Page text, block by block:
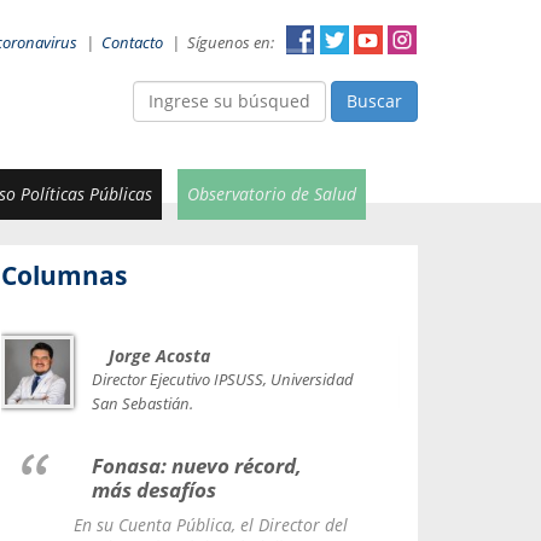
| Contacto | Síguenos en:
Buscar
Políticas Públicas Observatorio de Salud
Columnas
Jorge Acosta
Director Ejecutivo IPSUSS, Universidad
San Sebastián.
Fonasa: nuevo récord,
más desafíos
En su Cuenta Pública, el Director del